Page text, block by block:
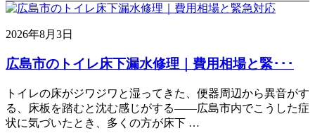
2026年8月3日
広島市のトイレ床下漏水修理｜費用相場と緊･･･
トイレの床がジワジワと湿ってきた、便器周辺から異音がす
る、床板を踏むと沈む感じがする——広島市内でこうした症
状に気づいたとき、多くの方が床下 …